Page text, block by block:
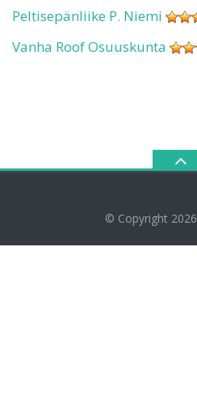
Peltisepänliike P. Niemi
Vanha Roof Osuuskunta
© Copyright 2026